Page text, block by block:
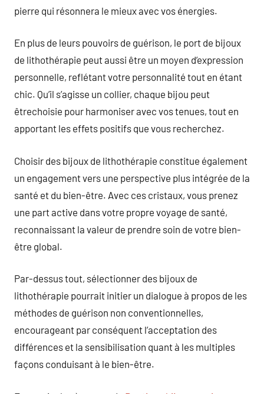
pierre qui résonnera le mieux avec vos énergies.
En plus de leurs pouvoirs de guérison, le port de bijoux
de lithothérapie peut aussi être un moyen d’expression
personnelle, reflétant votre personnalité tout en étant
chic. Qu’il s’agisse un collier, chaque bijou peut
êtrechoisie pour harmoniser avec vos tenues, tout en
apportant les effets positifs que vous recherchez.
Choisir des bijoux de lithothérapie constitue également
un engagement vers une perspective plus intégrée de la
santé et du bien-être. Avec ces cristaux, vous prenez
une part active dans votre propre voyage de santé,
reconnaissant la valeur de prendre soin de votre bien-
être global.
Par-dessus tout, sélectionner des bijoux de
lithothérapie pourrait initier un dialogue à propos de les
méthodes de guérison non conventionnelles,
encourageant par conséquent l’acceptation des
différences et la sensibilisation quant à les multiples
façons conduisant à le bien-être.